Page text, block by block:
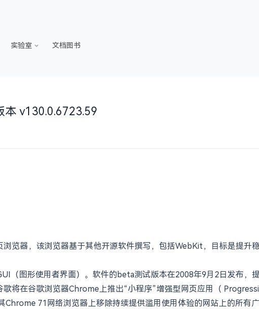
实验室 文档图书
v130.0.6723.59
览器，该浏览器基于其他开源软件撰写，包括WebKit，目标是提升
（图形使用者界面）。软件的beta测试版本在2008年9月2日发布，
将在谷歌浏览器Chrome上推出“小程序”增强型网页应用（
71网络浏览器上移除持续提供滥用使用体验的网站上的所有广